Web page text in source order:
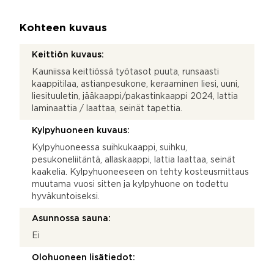
Kohteen kuvaus
Keittiön kuvaus:
Kauniissa keittiössä työtasot puuta, runsaasti
kaappitilaa, astianpesukone, keraaminen liesi, uuni,
liesituuletin, jääkaappi/pakastinkaappi 2024, lattia
laminaattia / laattaa, seinät tapettia.
Kylpyhuoneen kuvaus:
Kylpyhuoneessa suihkukaappi, suihku,
pesukoneliitäntä, allaskaappi, lattia laattaa, seinät
kaakelia. Kylpyhuoneeseen on tehty kosteusmittaus
muutama vuosi sitten ja kylpyhuone on todettu
hyväkuntoiseksi.
Asunnossa sauna:
Ei
Olohuoneen lisätiedot: